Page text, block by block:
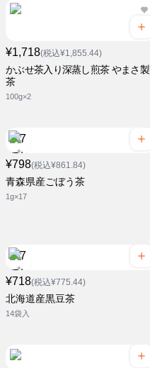
¥1,718(税込¥1,855.44)
かぶせ茶入り深蒸し煎茶 やまさ製
茶
100g×2
¥798(税込¥861.84)
青森県産ごぼう茶
1g×17
¥718(税込¥775.44)
北海道産黒豆茶
14袋入